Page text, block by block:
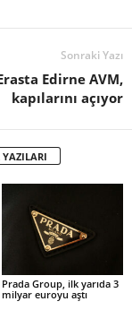
Sonraki Yazı
Edirne AVM,
kapılarını açıyor
YAZILARI
Prada Group, ilk yarıda 3
milyar euroyu aştı